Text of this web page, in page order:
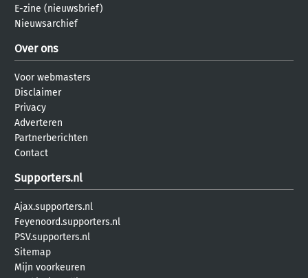
E-zine (nieuwsbrief)
Nieuwsarchief
Over ons
Voor webmasters
Disclaimer
Privacy
Adverteren
Partnerberichten
Contact
Supporters.nl
Ajax.supporters.nl
Feyenoord.supporters.nl
PSV.supporters.nl
Sitemap
Mijn voorkeuren